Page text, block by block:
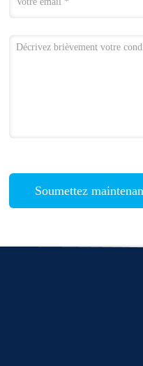
Soumettez